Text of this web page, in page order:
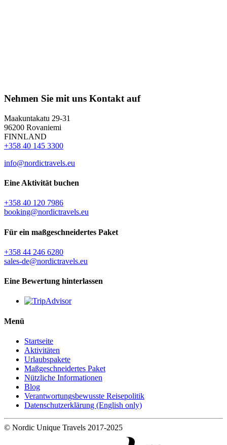
Nehmen Sie mit uns Kontakt auf
Maakuntakatu 29-31
96200 Rovaniemi
FINNLAND
+358 40 145 3300
info@nordictravels.eu
Eine Aktivität buchen
+358 40 120 7986
booking@nordictravels.eu
Für ein maßgeschneidertes Paket
+358 44 246 6280
sales-de@nordictravels.eu
Eine Bewertung hinterlassen
Menü
Startseite
Aktivitäten
Urlaubspakete
Maßgeschneidertes Paket
Nützliche Informationen
Blog
Verantwortungsbewusste Reisepolitik
Datenschutzerklärung (English only)
© Nordic Unique Travels 2017-2025